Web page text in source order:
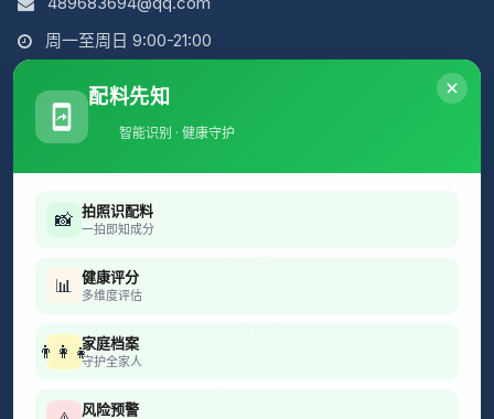
周一至周日 9:00-21:00
简说古诗
好导航
配料先知
智能识别 · 健康守护
📸 拍照识配料
一拍即知成分
📊 健康评分
多维度评估
👨‍👩‍👧家庭档案
守护全家人
风险预警